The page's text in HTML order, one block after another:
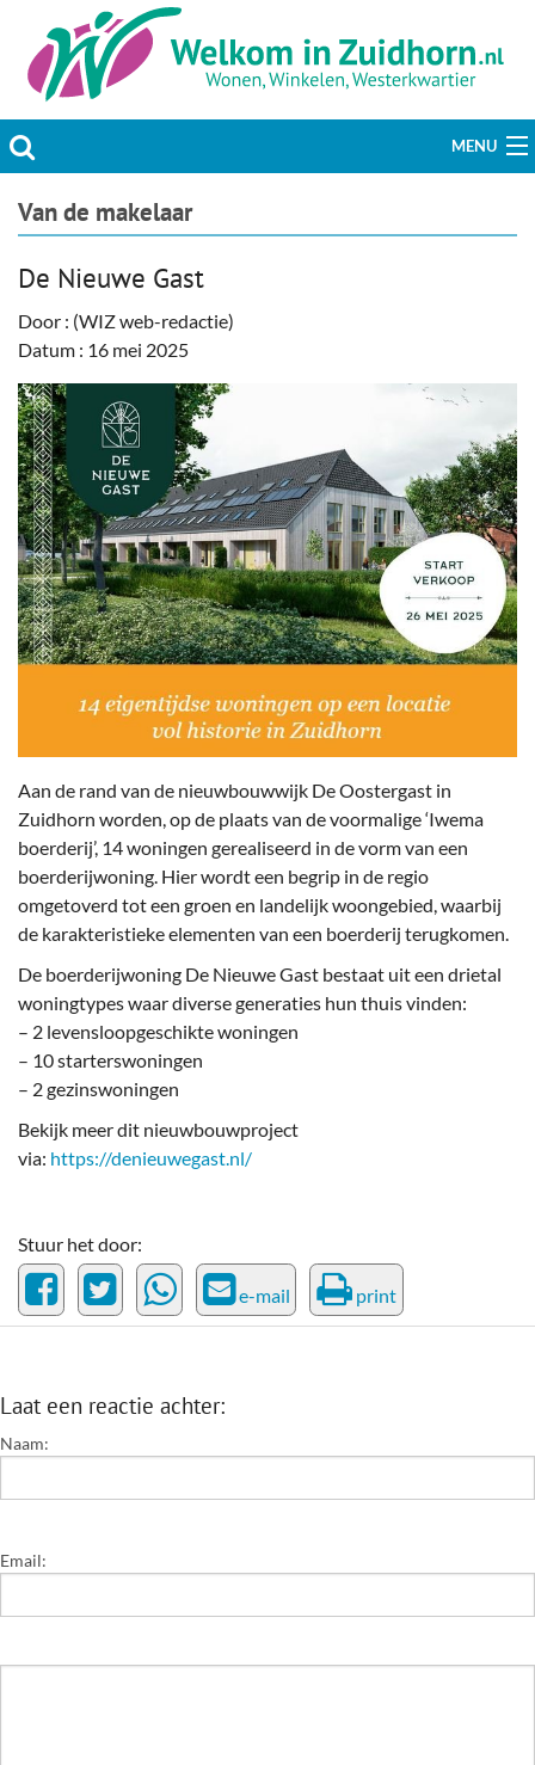
MENU
Actueel
Welzijn & Maatschappij
Prikbord & Aanbiedingen
Plaats bericht
Van de makelaar
De Nieuwe Gast
Door : (WIZ web-redactie)
Datum : 16 mei 2025
Aan de rand van de nieuwbouwwijk De Oostergast in
Zuidhorn worden, op de plaats van de voormalige ‘Iwema
boerderij’, 14 woningen gerealiseerd in de vorm van een
boerderijwoning. Hier wordt een begrip in de regio
omgetoverd tot een groen en landelijk woongebied, waarbij
de karakteristieke elementen van een boerderij terugkomen.
De boerderijwoning De Nieuwe Gast bestaat uit een drietal
woningtypes waar diverse generaties hun thuis vinden:
– 2 levensloopgeschikte woningen
– 10 starterswoningen
– 2 gezinswoningen
Bekijk meer dit nieuwbouwproject
via: https://denieuwegast.nl/
Stuur het door:
e-mail print
Laat een reactie achter:
Naam:
Email: